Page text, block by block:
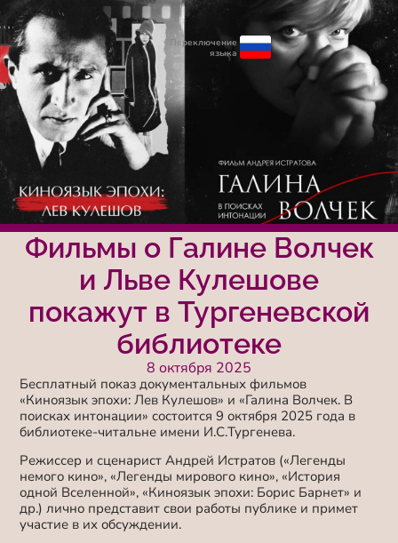
Фильмы о Галине Волчек
и Льве Кулешове
покажут в Тургеневской
библиотеке
8 октября 2025
Бесплатный показ документальных фильмов
«Киноязык эпохи: Лев Кулешов» и «Галина Волчек. В
поисках интонации» состоится 9 октября 2025 года в
библиотеке-читальне имени И.С.Тургенева.
Режиссер и сценарист Андрей Истратов («Легенды
немого кино», «Легенды мирового кино», «История
одной Вселенной», «Киноязык эпохи: Борис Барнет» и
др.) лично представит свои работы публике и примет
участие в их обсуждении.
Переключение
языка